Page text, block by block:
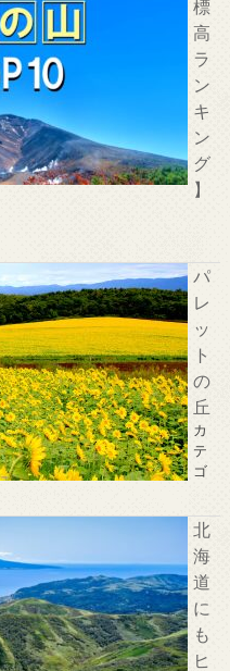
標
高
ラ
ン
キ
ン
グ
】
パ
レ
ッ
ト
の
丘
カ
テ
ゴ
北
海
道
に
も
ヒ